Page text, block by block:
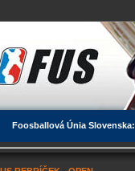
Foosballová Únia Slovenska: